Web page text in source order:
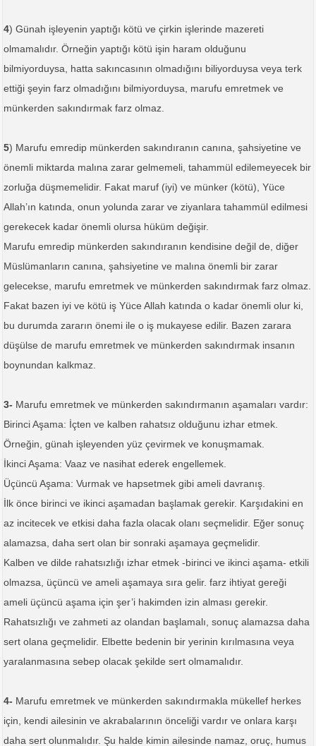
4) Günah işleyenin yaptığı kötü ve çirkin işlerinde mazereti
olmamalıdır. Örneğin yaptığı kötü işin haram olduğunu
bilmiyorduysa, hatta sakıncasının olmadığını biliyorduysa veya terk
ettiği şeyin farz olmadığını bilmiyorduysa, marufu emretmek ve
münkerden sakındırmak farz olmaz.
5) Marufu emredip münkerden sakındıranın canına, şahsiyetine ve
önemli miktarda malına zarar gelmemeli, tahammül edilemeyecek bir
zorluğa düşmemelidir. Fakat maruf (iyi) ve münker (kötü), Yüce
Allah’ın katında, onun yolunda zarar ve ziyanlara tahammül edilmesi
gerekecek kadar önemli olursa hüküm değişir.
Marufu emredip münkerden sakındıranın kendisine değil de, diğer
Müslümanların canına, şahsiyetine ve malına önemli bir zarar
gelecekse, marufu emretmek ve münkerden sakındırmak farz olmaz.
Fakat bazen iyi ve kötü iş Yüce Allah katında o kadar önemli olur ki,
bu durumda zararın önemi ile o iş mukayese edilir. Bazen zarara
düşülse de marufu emretmek ve münkerden sakındırmak insanın
boynundan kalkmaz.
3- Marufu emretmek ve münkerden sakındırmanın aşamaları vardır:
Birinci Aşama: İçten ve kalben rahatsız olduğunu izhar etmek.
Örneğin, günah işleyenden yüz çevirmek ve konuşmamak.
İkinci Aşama: Vaaz ve nasihat ederek engellemek.
Üçüncü Aşama: Vurmak ve hapsetmek gibi ameli davranış.
İlk önce birinci ve ikinci aşamadan başlamak gerekir. Karşıdakini en
az incitecek ve etkisi daha fazla olacak olanı seçmelidir. Eğer sonuç
alamazsa, daha sert olan bir sonraki aşamaya geçmelidir.
Kalben ve dilde rahatsızlığı izhar etmek -birinci ve ikinci aşama- etkili
olmazsa, üçüncü ve ameli aşamaya sıra gelir. farz ihtiyat gereği
ameli üçüncü aşama için şer’i hakimden izin alması gerekir.
Rahatsızlığı ve zahmeti az olandan başlamalı, sonuç alamazsa daha
sert olana geçmelidir. Elbette bedenin bir yerinin kırılmasına veya
yaralanmasına sebep olacak şekilde sert olmamalıdır.
4- Marufu emretmek ve münkerden sakındırmakla mükellef herkes
için, kendi ailesinin ve akrabalarının önceliği vardır ve onlara karşı
daha sert olunmalıdır. Şu halde kimin ailesinde namaz, oruç, humus